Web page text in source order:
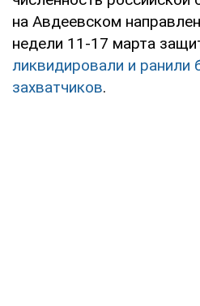
на Авдеевском
недели 11-17 марта
ликвидировали и ранили
захватчиков.